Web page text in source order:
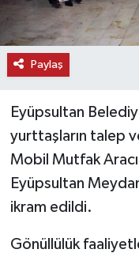
Paylaş
Eyüpsultan
yurttaşların talep
Mobil Mutfak
Eyüpsultan
ikram edildi.
Gönüllülük
SPOR
TEKNOLOJİ
TİCARET
YAŞAM